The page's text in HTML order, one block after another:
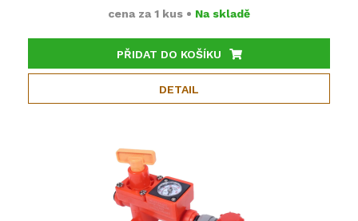
cena za 1 kus • Na skladě
PŘIDAT DO KOŠÍKU
DETAIL